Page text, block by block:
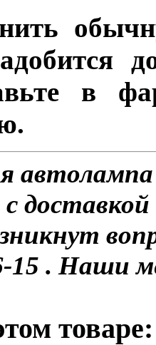
в
доставкой
15 . Наши
товаре: